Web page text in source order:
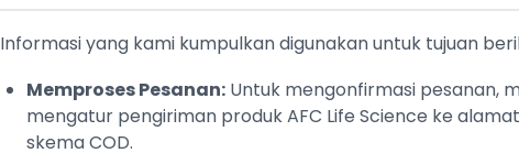
Informasi yang kami kumpulkan digunakan untuk tujuan
Memproses Pesanan: Untuk mengonfirmasi pesanan,
mengatur pengiriman produk AFC Life Science ke
skema COD.